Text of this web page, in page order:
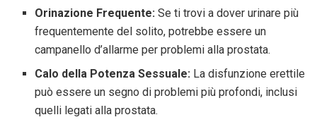
Orinazione Frequente: Se ti trovi a dover urinare più
frequentemente del solito, potrebbe essere un
campanello d’allarme per problemi alla prostata.
Calo della Potenza Sessuale: La disfunzione erettile
può essere un segno di problemi più profondi, inclusi
quelli legati alla prostata.